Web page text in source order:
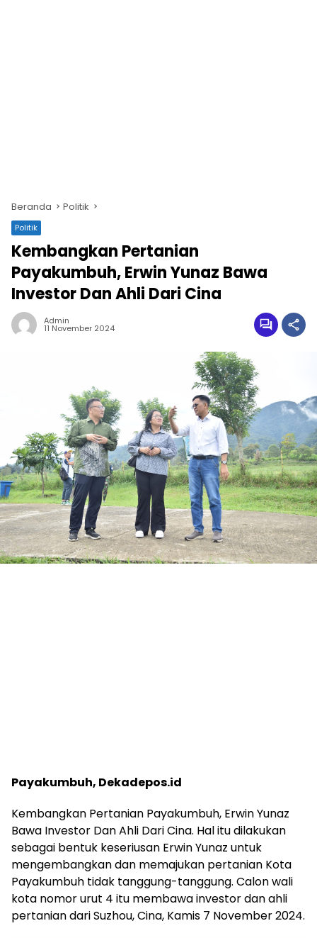
Beranda Politik
Politik
Kembangkan Pertanian
Payakumbuh, Erwin Yunaz Bawa
Investor Dan Ahli Dari Cina
Admin
11 November 2024
Payakumbuh, Dekadepos.id
Kembangkan Pertanian Payakumbuh, Erwin Yunaz
Bawa Investor Dan Ahli Dari Cina. Hal itu dilakukan
sebagai bentuk keseriusan Erwin Yunaz untuk
mengembangkan dan memajukan pertanian Kota
Payakumbuh tidak tanggung-tanggung. Calon wali
kota nomor urut 4 itu membawa investor dan ahli
pertanian dari Suzhou, Cina, Kamis 7 November 2024.